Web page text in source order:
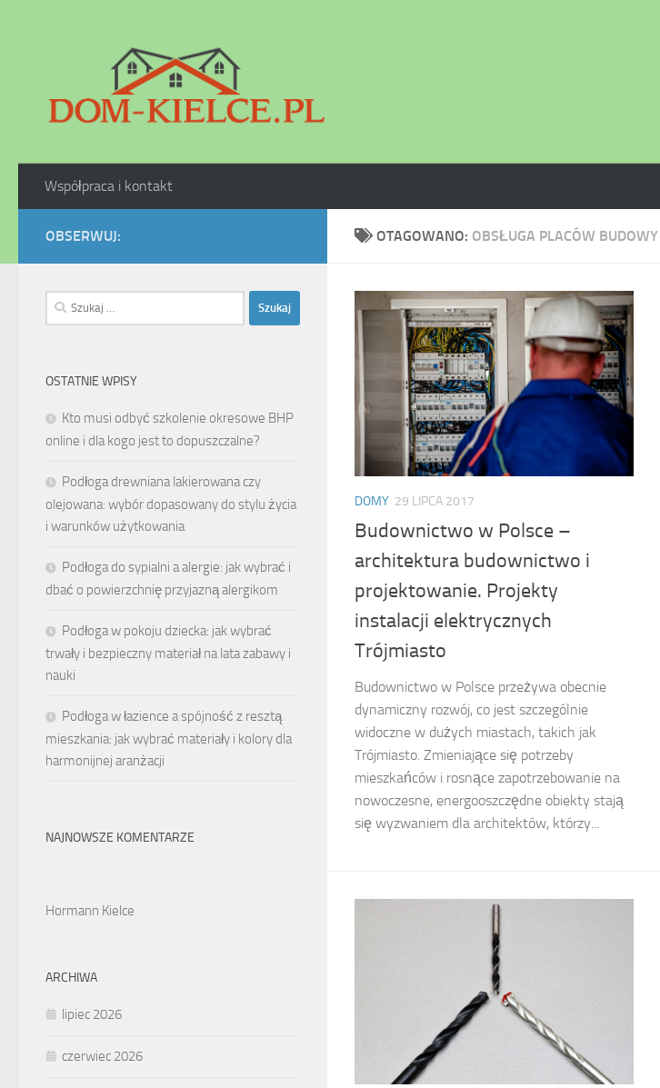
Współpraca i kontakt
OTAGOWANO: OBSŁUGA PLACÓW BUDOWY
DOMY 29 LIPCA 2017
Budownictwo w Polsce –
architektura budownictwo i
projektowanie. Projekty
instalacji elektrycznych
Trójmiasto
Budownictwo w Polsce przeżywa obecnie
dynamiczny rozwój, co jest szczególnie
widoczne w dużych miastach, takich jak
Trójmiasto. Zmieniające się potrzeby
mieszkańców i rosnące zapotrzebowanie na
nowoczesne, energooszczędne obiekty stają
się wyzwaniem dla architektów, którzy...
OBSERWUJ:
Szukaj:
OSTATNIE WPISY
Kto musi odbyć szkolenie okresowe BHP
online i dla kogo jest to dopuszczalne?
Podłoga drewniana lakierowana czy
olejowana: wybór dopasowany do stylu życia
i warunków użytkowania
Podłoga do sypialni a alergie: jak wybrać i
dbać o powierzchnię przyjazną alergikom
Podłoga w pokoju dziecka: jak wybrać
trwały i bezpieczny materiał na lata zabawy i
nauki
Podłoga w łazience a spójność z resztą
mieszkania: jak wybrać materiały i kolory dla
harmonijnej aranżacji
NAJNOWSZE KOMENTARZE
Hormann Kielce
ARCHIWA
lipiec 2026
czerwiec 2026